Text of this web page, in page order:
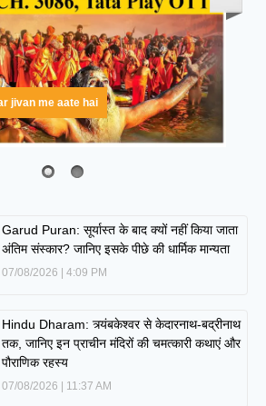
jivan me aate hai
Garud Puran: सूर्यास्त के बाद क्यों नहीं किया जाता
अंतिम संस्कार? जानिए इसके पीछे की धार्मिक मान्यता
07/08/2026 4:09 PM
Hindu Dharam: त्र्यंबकेश्वर से केदारनाथ-बद्रीनाथ
तक, जानिए इन प्राचीन मंदिरों की चमत्कारी कथाएं और
पौराणिक रहस्य
07/08/2026 11:37 AM